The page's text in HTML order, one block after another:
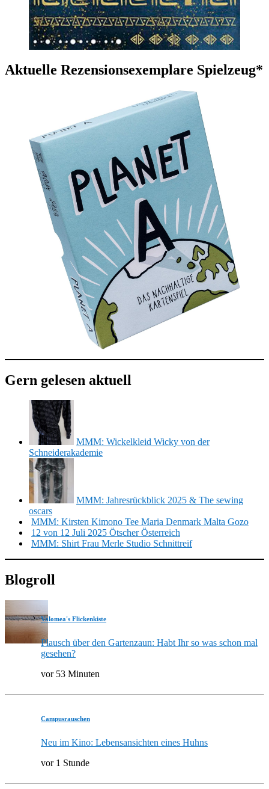
Aktuelle Rezensionsexemplare Spielzeug*
Gern gelesen aktuell
MMM: Wickelkleid Wicky von der
Schneiderakademie
MMM: Jahresrückblick 2025 & The sewing
oscars
MMM: Kirsten Kimono Tee Maria Denmark Malta Gozo
12 von 12 Juli 2025 Ötscher Österreich
MMM: Shirt Frau Merle Studio Schnittreif
Blogroll
Valomea's Flickenkiste
Plausch über den Gartenzaun: Habt Ihr so was schon mal
gesehen?
vor 53 Minuten
Campusrauschen
Neu im Kino: Lebensansichten eines Huhns
vor 1 Stunde